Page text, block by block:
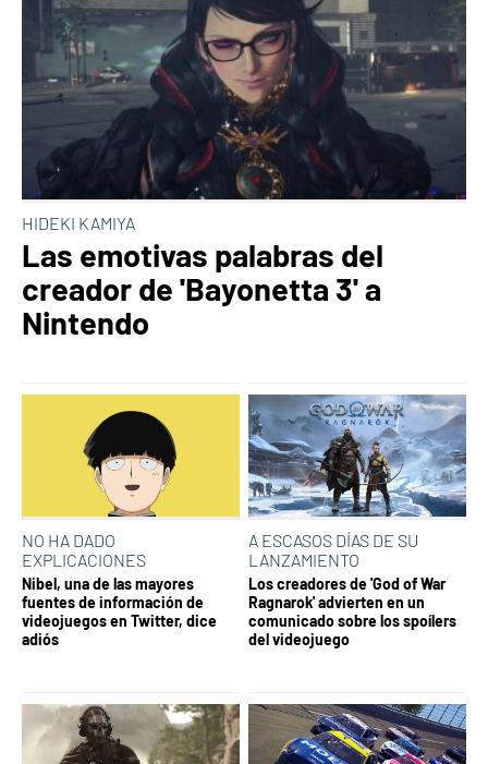
HIDEKI KAMIYA
Las emotivas palabras del
creador de 'Bayonetta 3' a
Nintendo
NO HA DADO
EXPLICACIONES
Nibel, una de las mayores
fuentes de información de
videojuegos en Twitter, dice
adiós
A ESCASOS DÍAS DE SU
LANZAMIENTO
Los creadores de 'God of War
Ragnarok' advierten en un
comunicado sobre los spoílers
del videojuego